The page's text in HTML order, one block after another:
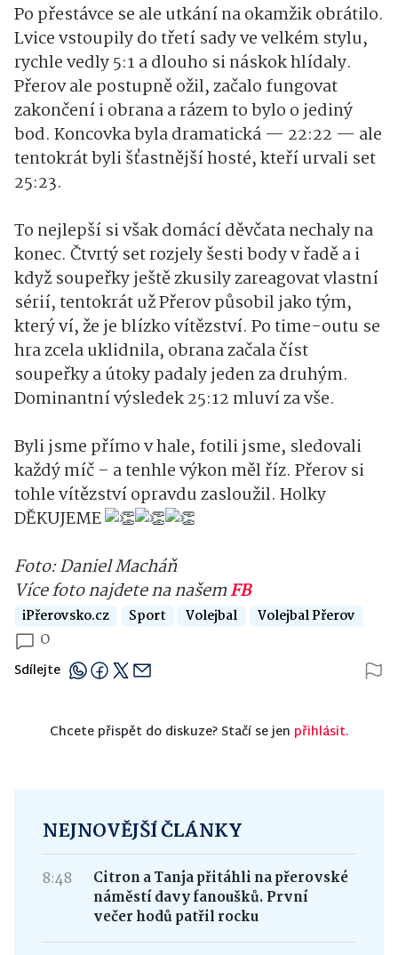
Po přestávce se ale utkání na okamžik obrátilo.
Lvice vstoupily do třetí sady ve velkém stylu,
rychle vedly 5:1 a dlouho si náskok hlídaly.
Přerov ale postupně ožil, začalo fungovat
zakončení i obrana a rázem to bylo o jediný
bod. Koncovka byla dramatická — 22:22 — ale
tentokrát byli šťastnější hosté, kteří urvali set
25:23.
To nejlepší si však domácí děvčata nechaly na
konec. Čtvrtý set rozjely šesti body v řadě a i
když soupeřky ještě zkusily zareagovat vlastní
sérií, tentokrát už Přerov působil jako tým,
který ví, že je blízko vítězství. Po time-outu se
hra zcela uklidnila, obrana začala číst
soupeřky a útoky padaly jeden za druhým.
Dominantní výsledek 25:12 mluví za vše.
Byli jsme přímo v hale, fotili jsme, sledovali
každý míč – a tenhle výkon měl říz. Přerov si
tohle vítězství opravdu zasloužil. Holky
DĚKUJEME
Foto: Daniel Macháň
Více foto najdete na našemFB
iPřerovsko.cz Sport Volejbal Volejbal Přerov
0
Sdílejte
Chcete přispět do diskuze? Stačí se jen přihlásit.
NEJNOVĚJŠÍ ČLÁNKY
8:48
Citron a Tanja přitáhli na přerovské
náměstí davy fanoušků. První
večer hodů patřil rocku